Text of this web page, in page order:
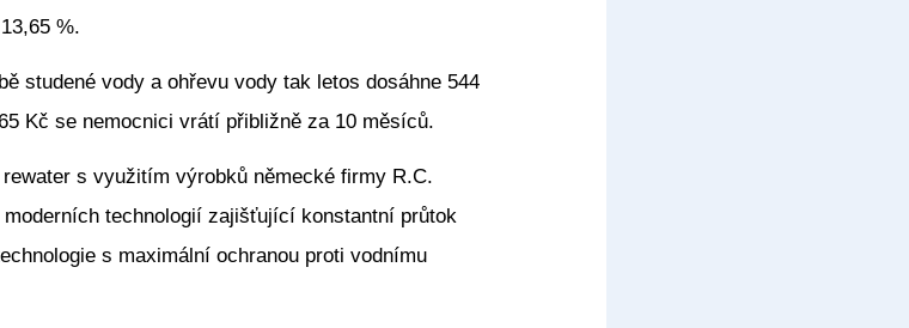
%.
studené vody a ohřevu vody tak letos dosáhne 544
Kč se nemocnici vrátí přibližně za 10 měsíců.
s využitím výrobků německé firmy R.C.
technologií zajišťující konstantní průtok
s maximální ochranou proti vodnímu